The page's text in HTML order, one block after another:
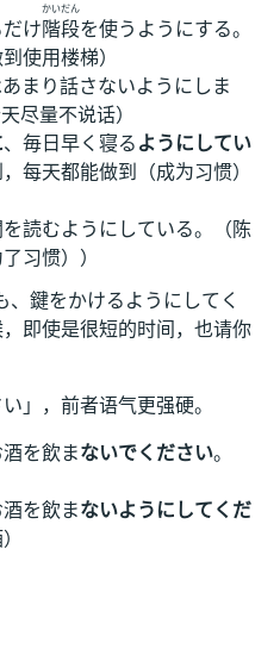
け階段
かいだん
を使うようにする。
使用楼梯）
まり話さないようにしま
尽量不说话）
、毎日早く寝るようにしてい
每天都能做到（成为习惯）
読むようにしている。（陈
习惯））
、鍵をかけるようにしてく
即使是很短的时间，也请你
」，前者语气更强硬。
を飲まないでください。
を飲まないようにしてくだ